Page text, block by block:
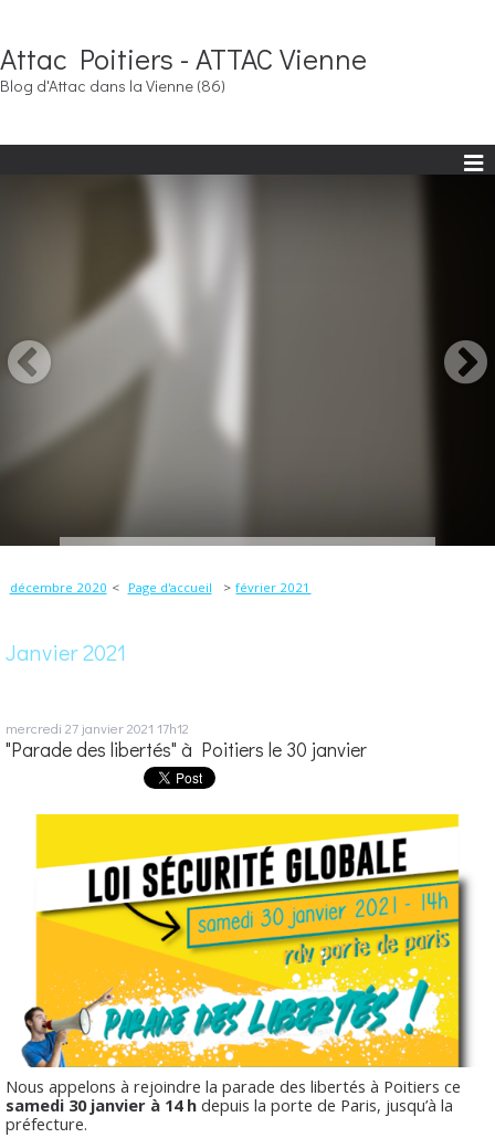
Attac Poitiers - ATTAC Vienne
Blog d'Attac dans la Vienne (86)
décembre 2020 Page d'accueil février 2021
Janvier 2021
mercredi 27 janvier 2021 17h12
"Parade des libertés" à Poitiers le 30 janvier
Nous appelons à rejoindre la parade des libertés à Poitiers ce
samedi 30 janvier à 14 h depuis la porte de Paris, jusqu’à la
préfecture.